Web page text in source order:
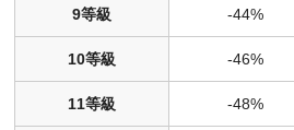
9等級 -44%
10等級 -46%
11等級 -48%